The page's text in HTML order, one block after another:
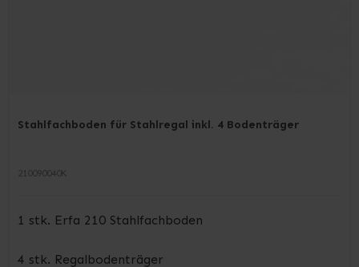
Stahlfachboden für Stahlregal inkl. 4 Bodenträger
210090040K
1 stk. Erfa 210 Stahlfachboden
4 stk. Regalbodenträger